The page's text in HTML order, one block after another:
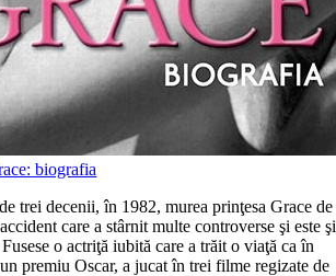
biografia
trei decenii, în 1982, murea prinţesa Grace de
care a stârnit multe controverse şi este şi
o actriţă iubită care a trăit o viaţă ca în
premiu Oscar, a jucat în trei filme regizate de